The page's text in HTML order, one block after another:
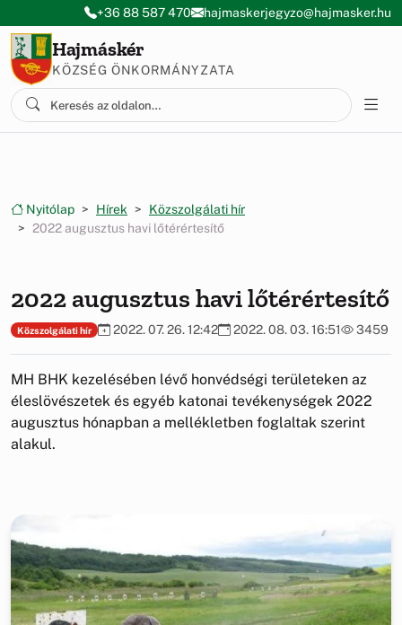
Ugrás a menüre
Ugrás a tartalomra
+36 88 587 470 hajmaskerjegyzo@hajmasker.hu
Hajmáskér
KÖZSÉG ÖNKORMÁNYZATA
Nyitólap Hírek
Közszolgálati hír
2022 augusztus havi lőtérértesítő
2022 augusztus havi lőtérértesítő
Közszolgálati hír 2022. 07. 26. 12:42 2022. 08. 03. 16:51 3459
MH BHK kezelésében lévő honvédségi területeken az
éleslövészetek és egyéb katonai tevékenységek 2022
augusztus hónapban a mellékletben foglaltak szerint
alakul.